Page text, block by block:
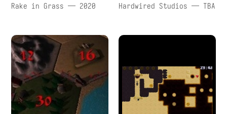
Rake in Grass — 2020 Hardwired Studios — TBA